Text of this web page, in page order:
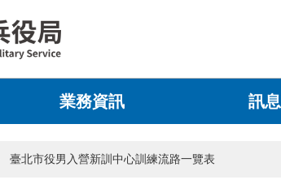
業務資訊 訊
臺北市役男入營新訓中心訓練流路一覽表